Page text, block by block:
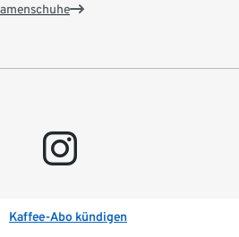
instagram
Kaffee-Abo kündigen